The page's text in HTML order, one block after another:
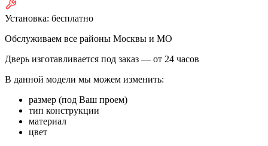
Установка: бесплатно
Обслуживаем все районы Москвы и МО
Дверь изготавливается под заказ — от 24 часов
В данной модели мы можем изменить:
размер (под Ваш проем)
тип конструкции
материал
цвет